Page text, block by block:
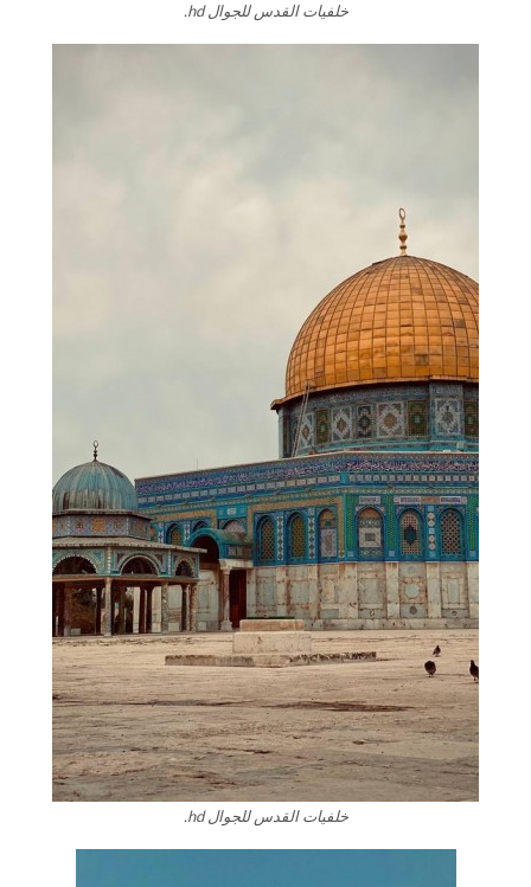
خلفيات القدس للجوال hd.
خلفيات القدس للجوال hd.